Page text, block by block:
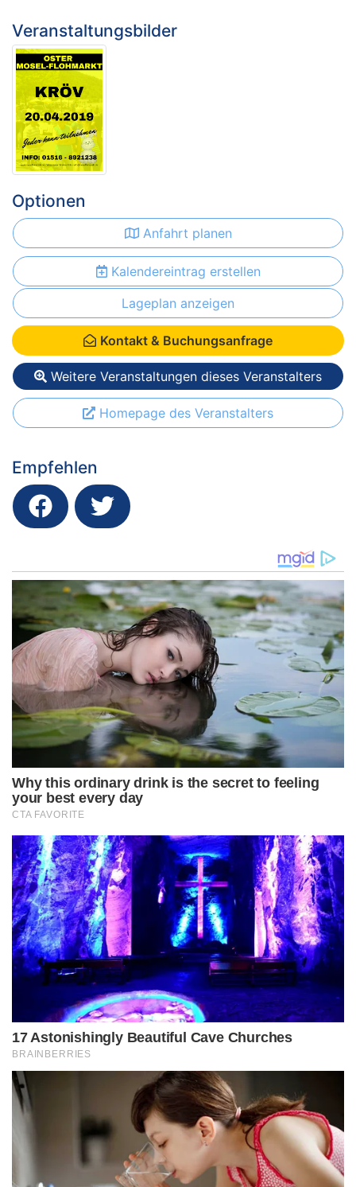
Veranstaltungsbilder
Optionen
Anfahrt planen
Kalendereintrag erstellen
Lageplan anzeigen
Kontakt & Buchungsanfrage
Weitere Veranstaltungen dieses Veranstalters
Homepage des Veranstalters
Empfehlen